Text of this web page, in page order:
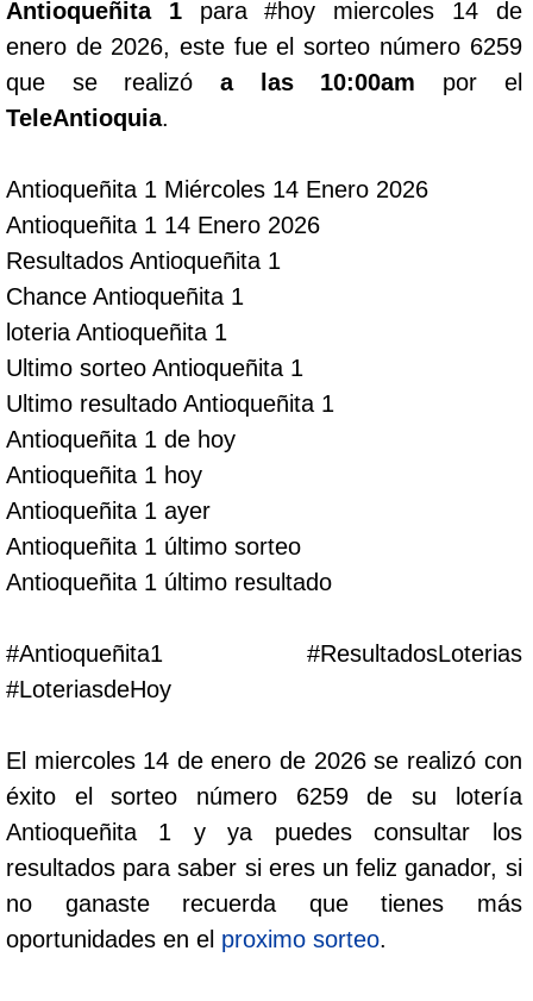
Lotería de Boyaca
Extra de Colombia
Antioqueñita Día
Antioqueñita Tarde
Astro Sol
Astro Luna
Cafeterito Tarde
Cafeterito Noche
Caribeña Noche
Chontico Día
Chontico Noche
Culona día
Antioqueñita 1para #hoy miercoles 14 de
enero de 2026, este fue el sorteo número 6259
que se realizó a las 10:00am por el
TeleAntioquia.
Antioqueñita 1 Miércoles 14 Enero 2026
Antioqueñita 1 14 Enero 2026
Resultados Antioqueñita 1
Chance Antioqueñita 1
loteria Antioqueñita 1
Ultimo sorteo Antioqueñita 1
Ultimo resultado Antioqueñita 1
Antioqueñita 1 de hoy
Antioqueñita 1 hoy
Antioqueñita 1 ayer
Antioqueñita 1 último sorteo
Antioqueñita 1 último resultado
#Antioqueñita1 #ResultadosLoterias
#LoteriasdeHoy
El miercoles 14 de enero de 2026 se realizó con
éxito el sorteo número 6259 de su lotería
Antioqueñita 1 y ya puedes consultar los
resultados para saber si eres un feliz ganador, si
no ganaste recuerda que tienes más
oportunidades en el proximo sorteo.